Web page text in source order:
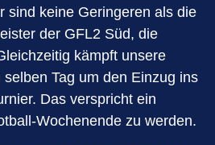
sind keine Geringeren als die
der GFL2 Süd, die
kämpft unsere
Tag um den Einzug ins
Das verspricht ein
Wochenende zu werden.